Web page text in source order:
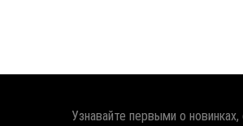
Узнавайте первыми о